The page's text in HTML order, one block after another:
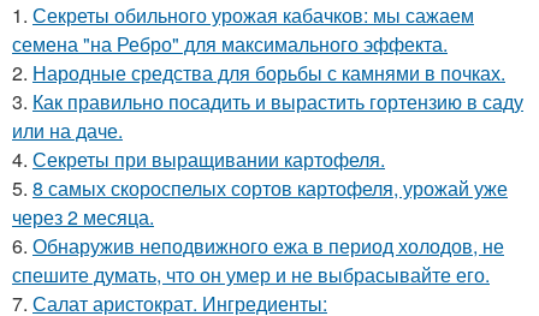
1. Секреты обильного урожая кабачков: мы сажаем
семена "на Ребро" для максимального эффекта.
2. Народные средства для борьбы с камнями в почках.
3. Как правильно посадить и вырастить гортензию в саду
или на даче.
4. Секреты при выращивании картофеля.
5. 8 самых скороспелых сортов картофеля, урожай уже
через 2 месяца.
6. Обнаружив неподвижного ежа в период холодов, не
спешите думать, что он умер и не выбрасывайте его.
7. Салат аристократ. Ингредиенты: